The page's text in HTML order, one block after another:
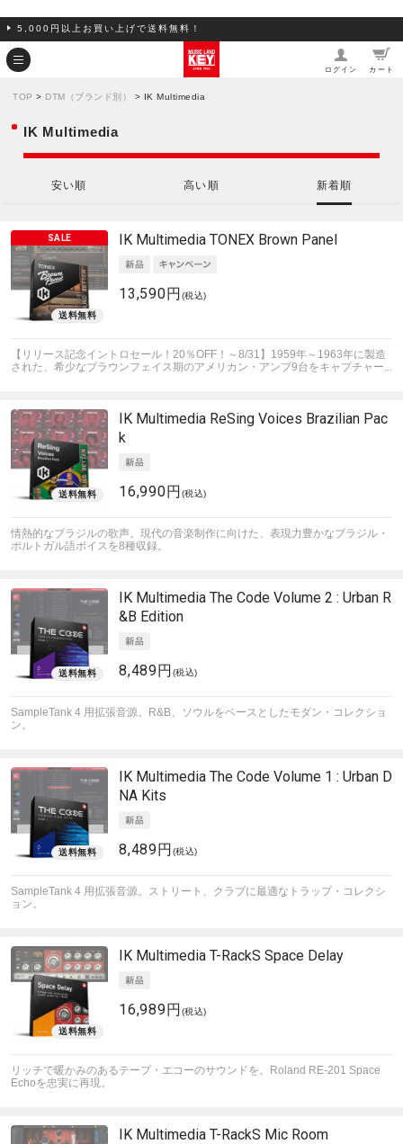
5,000円以上お買い上げで送料無料！
ログイン カート
TOP > DTM（ブランド別） > IK Multimedia
IK Multimedia
安い順 高い順 新着順
IK Multimedia TONEX Brown Panel
13,590円 (税込)
【リリース記念イントロセール！20％OFF！～8/31】1959年～1963年に製造
された、希少なブラウンフェイス期のアメリカン・アンプ9台をキャプチャー...
IK Multimedia ReSing Voices Brazilian Pac
k
16,990円 (税込)
情熱的なブラジルの歌声。現代の音楽制作に向けた、表現力豊かなブラジル・
ポルトガル語ボイスを8種収録。
IK Multimedia The Code Volume 2 : Urban R
&B Edition
8,489円 (税込)
SampleTank 4 用拡張音源。R&B、ソウルをベースとしたモダン・コレクショ
ン。
IK Multimedia The Code Volume 1 : Urban D
NA Kits
8,489円 (税込)
SampleTank 4 用拡張音源。ストリート、クラブに最適なトラップ・コレクシ
ョン。
IK Multimedia T-RackS Space Delay
16,989円 (税込)
リッチで暖かみのあるテープ・エコーのサウンドを。Roland RE-201 Space
Echoを忠実に再現。
IK Multimedia T-RackS Mic Room